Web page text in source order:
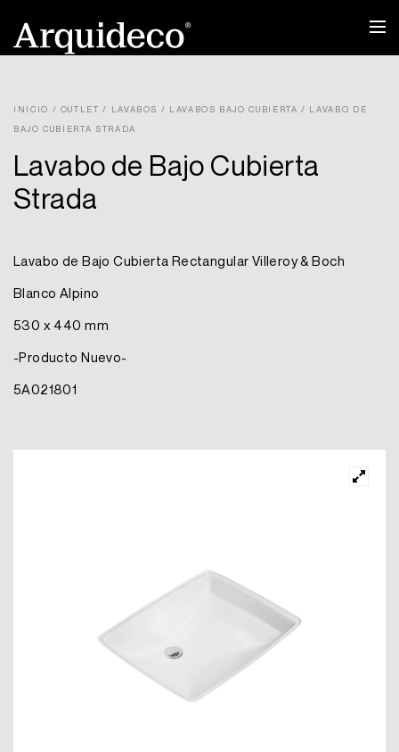
contenido
INICIO / OUTLET / LAVABOS / LAVABOS BAJO CUBIERTA / LAVABO DE
BAJO CUBIERTA STRADA
Lavabo de Bajo Cubierta
Strada
Lavabo de Bajo Cubierta Rectangular Villeroy & Boch
Blanco Alpino
530 x 440 mm
-Producto Nuevo-
5A021801